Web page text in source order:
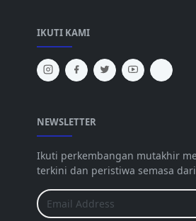
IKUTI KAMI
NEWSLETTER
Ikuti perkembangan mutakhir
terkini dan peristiwa semasa